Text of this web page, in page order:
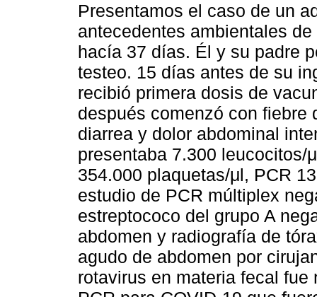
Presentamos el caso de un
antecedentes ambientales
hacía 37 días. Él y su padre
testeo. 15 días antes de su
recibió primera dosis de
después comenzó con fiebre
diarrea y dolor abdominal
presentaba 7.300 leucocitos/
354.000 plaquetas/μl, PCR
estudio de PCR múltiplex
estreptococo del grupo A
abdomen y radiografía de
agudo de abdomen por
rotavirus en materia fecal